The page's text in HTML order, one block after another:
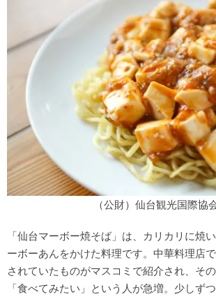
（公財）仙台観光国際協
「仙台マーボー焼そば」は、カリカリに焼
ーボーあんをかけた料理です。中華料理店
されていたものがマスコミで紹介され、そ
「食べてみたい」という人が急増。少しず